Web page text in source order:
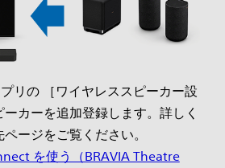
リの ［ワイヤレススピーカー設
カーを追加登録します。詳しく
ージをご覧ください。
を使う（BRAVIA Theatre